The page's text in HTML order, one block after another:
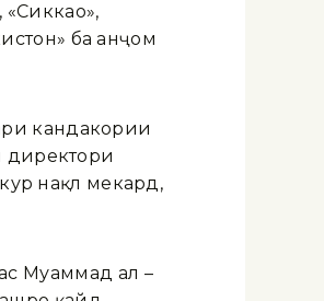
ба анҷом
кандакории
директори
нақл мекард,
Муҳаммад ал –